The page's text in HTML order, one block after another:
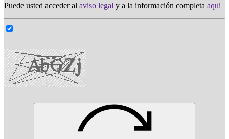
Puede usted acceder al aviso legal y a la información completa aqui